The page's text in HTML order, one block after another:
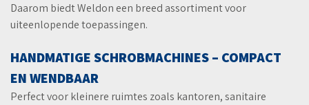
Daarom biedt Weldon een breed assortiment voor
uiteenlopende toepassingen.
HANDMATIGE SCHROBMACHINES – COMPACT
EN WENDBAAR
Perfect voor kleinere ruimtes zoals kantoren, sanitaire